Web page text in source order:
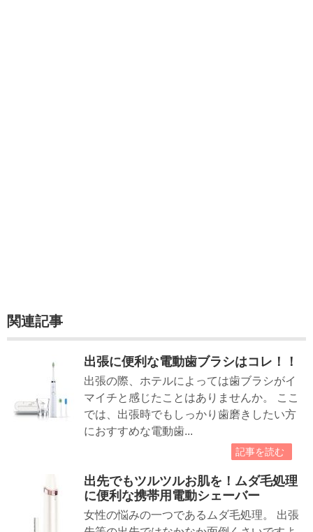
関連記事
出張に便利な電動歯ブラシはコレ！！
出張の際、ホテルによっては歯ブラシがイ
マイチと感じたことはありませんか。 ここ
では、出張時でもしっかり歯磨きしたい方
におすすめな電動歯...
記事を読む
出先でもツルツルお肌を！ムダ毛処理
に便利な携帯用電動シェーバー
女性の悩みの一つであるムダ毛処理。 出張